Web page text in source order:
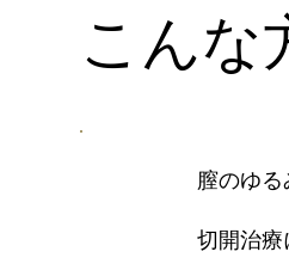
こんな
膣のゆる
切開治療